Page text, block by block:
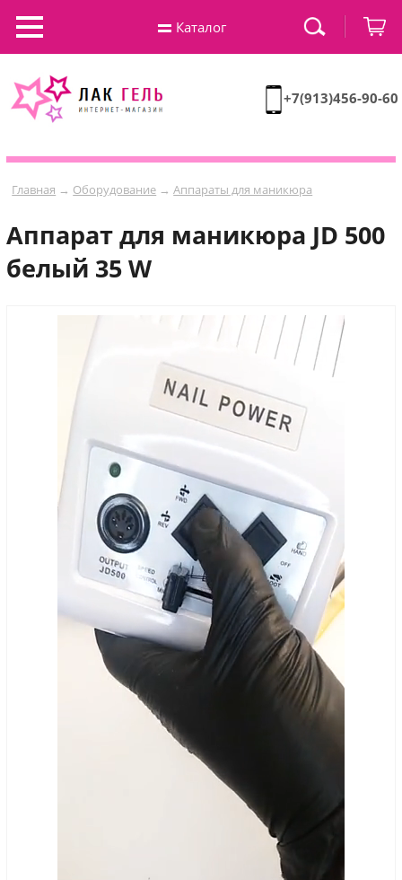
+7(913)456-90-60
Главная → Оборудование →Аппараты для маникюра
Аппарат для маникюра JD 500
белый 35 W
Каталог